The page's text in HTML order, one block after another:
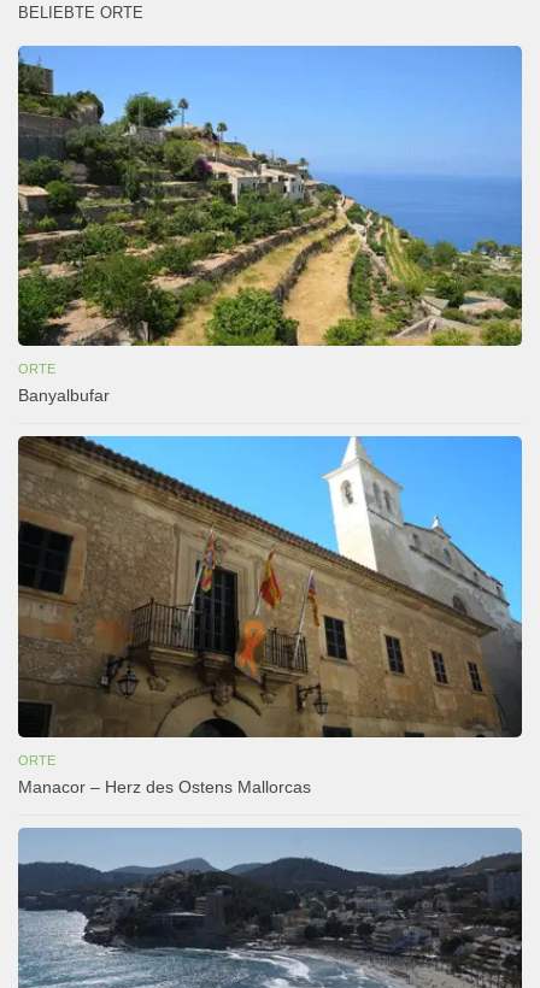
BELIEBTE ORTE
ORTE
Banyalbufar
ORTE
Manacor – Herz des Ostens Mallorcas